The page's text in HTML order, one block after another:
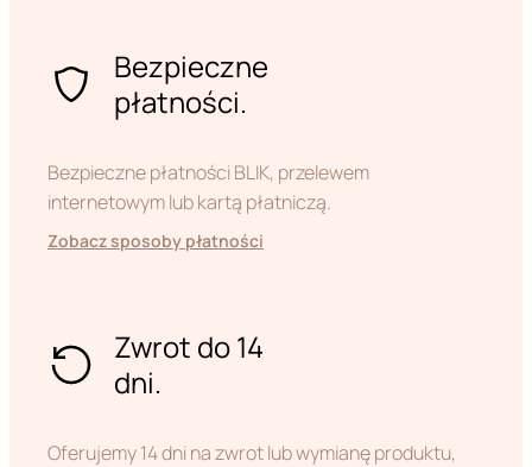
Bezpieczne
płatności.
Bezpieczne płatności BLIK, przelewem
internetowym lub kartą płatniczą.
Zobacz sposoby płatności
Zwrot do 14
dni.
Oferujemy 14 dni na zwrot lub wymianę produktu,